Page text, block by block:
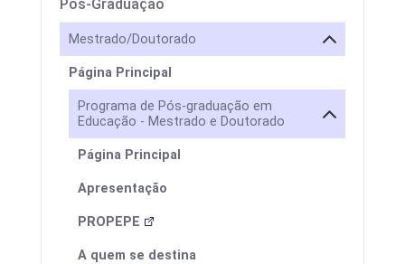
Pós-Graduação
Mestrado/Doutorado
Página Principal
Programa de Pós-graduação em
Educação - Mestrado e Doutorado
Página Principal
Apresentação
PROPEPE
A quem se destina